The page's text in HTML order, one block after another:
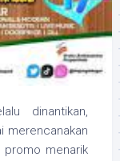
dinantikan,
merencanakan
promo menarik